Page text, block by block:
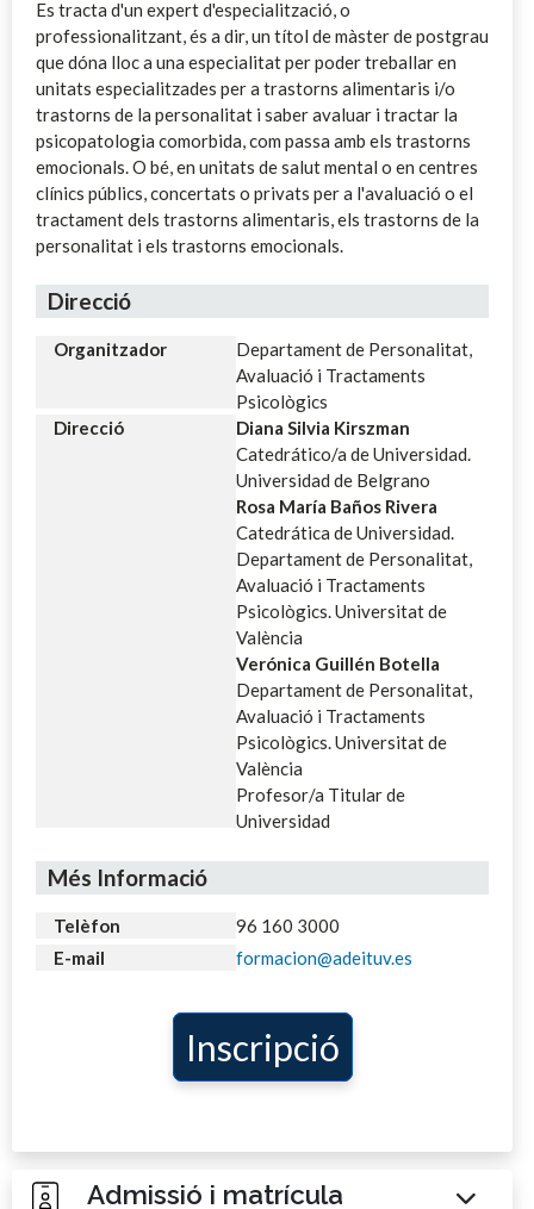
Es tracta d'un expert d'especialització, o
professionalitzant, és a dir, un títol de màster de postgrau
que dóna lloc a una especialitat per poder treballar en
unitats especialitzades per a trastorns alimentaris i/o
trastorns de la personalitat i saber avaluar i tractar la
psicopatologia comorbida, com passa amb els trastorns
emocionals. O bé, en unitats de salut mental o en centres
clínics públics, concertats o privats per a l'avaluació o el
tractament dels trastorns alimentaris, els trastorns de la
personalitat i els trastorns emocionals.
Direcció
Organitzador
Departament de Personalitat,
Avaluació i Tractaments
Psicològics
Direcció
Diana Silvia Kirszman
Catedrático/a de Universidad.
Universidad de Belgrano
Rosa María Baños Rivera
Catedrática de Universidad.
Departament de Personalitat,
Avaluació i Tractaments
Psicològics. Universitat de
València
Verónica Guillén Botella
Departament de Personalitat,
Avaluació i Tractaments
Psicològics. Universitat de
València
Profesor/a Titular de
Universidad
Més Informació
Telèfon
96 160 3000
E-mail
formacion@adeituv.es
Inscripció
Admissió i matrícula